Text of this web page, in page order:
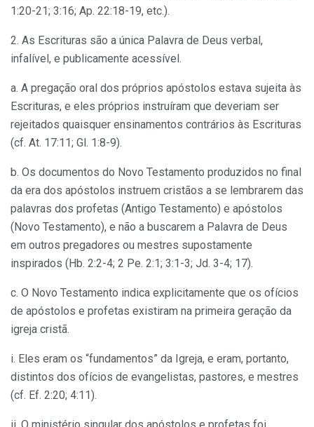
1:20-21; 3:16; Ap. 22:18-19, etc.).
2. As Escrituras são a única Palavra de Deus verbal,
infalível, e publicamente acessível.
a. A pregação oral dos próprios apóstolos estava sujeita às
Escrituras, e eles próprios instruíram que deveriam ser
rejeitados quaisquer ensinamentos contrários às Escrituras
(cf. At. 17:11; Gl. 1:8-9).
b. Os documentos do Novo Testamento produzidos no final
da era dos apóstolos instruem cristãos a se lembrarem das
palavras dos profetas (Antigo Testamento) e apóstolos
(Novo Testamento), e não a buscarem a Palavra de Deus
em outros pregadores ou mestres supostamente
inspirados (Hb. 2:2-4; 2 Pe. 2:1; 3:1-3; Jd. 3-4; 17).
c. O Novo Testamento indica explicitamente que os ofícios
de apóstolos e profetas existiram na primeira geração da
igreja cristã.
i. Eles eram os “fundamentos” da Igreja, e eram, portanto,
distintos dos ofícios de evangelistas, pastores, e mestres
(cf. Ef. 2:20; 4:11).